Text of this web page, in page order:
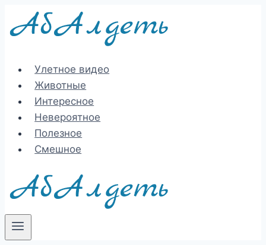
Перейти
Улетное видео
Животные
Интересное
Невероятное
Полезное
Смешное